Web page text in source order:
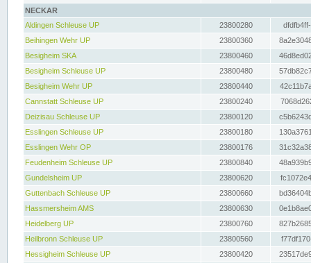
NECKAR
Aldingen Schleuse UP
23800280
Beihingen Wehr UP
23800360
Besigheim SKA
23800460
Besigheim Schleuse UP
23800480
Besigheim Wehr UP
23800440
Cannstatt Schleuse UP
23800240
Deizisau Schleuse UP
23800120
Esslingen Schleuse UP
23800180
Esslingen Wehr OP
23800176
Feudenheim Schleuse UP
23800840
Gundelsheim UP
23800620
Guttenbach Schleuse UP
23800660
Hassmersheim AMS
23800630
Heidelberg UP
23800760
Heilbronn Schleuse UP
23800560
Hessigheim Schleuse UP
23800420